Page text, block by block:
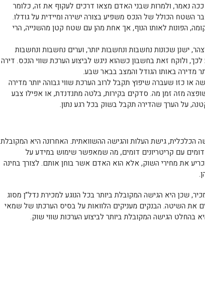
נאמר, ולמרות שבני האדם מצאו דרכים לעקוף את זה, כלומר
השטח הכולל של הנכס משפיע בצורה ישירה ומיידית על גודלו.
הפונות לאותו הנוף, אך אחת מהן עם שטח קטן מהשנייה, הרי
ישנן שכונות נחשבות ונחשבות יותר, וערים נחשבות ונחשבות
לכך, ולוקח זאת בחשבון כשהוא ניגש לביצוע הערכת שווי הנכס. דירה
מדירה באותו הגודל והמצב בבאר שבע.
או כזו שעברה שיפוץ תקבל לרוב הערכת שווי גבוהה יותר מדירה
מזה זמן מה. סדקים בקירות, בלטה מתנדנדת, או אפילו צבע
על הערך שהדירה תקבל בשוק בכל רגע נתון.
הכלכלית, גישת העלות והגישה ההשוואתית. האחרונה היא המקובלת
עם קריטריונים דומים, מה שמאפשר שימוש במידע על
את מחירי השוק, אלא הוא האדם אשר בוחן אותם. לצורך בחינה
שכן היא הגישה המקובלת ביותר בכל הנוגע למכירת נדל”ן מסוג
את השיטה. הבנקים מעניקים הלוואות על בסיס הערכתו של שמאי
הגישה המקובלת ביותר לביצוע הערכות שווי שוק.